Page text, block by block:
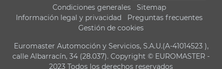
Condiciones generales
Sitemap
Información legal y privacidad
Preguntas frecuentes
Gestión de cookies
Euromaster Automoción y Servicios, S.A.U.(A-41014523 ),
calle Albarracín, 34 (28.037). Copyright © EUROMASTER -
2023 Todos los derechos reservados